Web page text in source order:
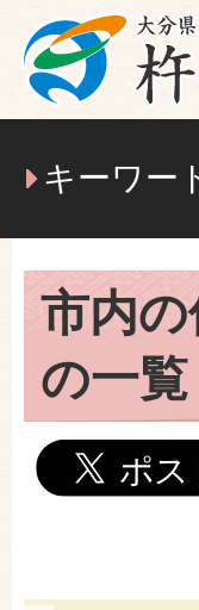
キーワー
市内
の一覧